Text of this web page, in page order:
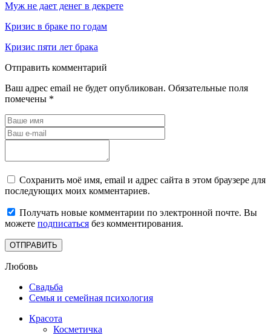
Муж не дает денег в декрете
Кризис в браке по годам
Кризис пяти лет брака
Отправить комментарий
Ваш адрес email не будет опубликован. Обязательные поля
помечены *
Сохранить моё имя, email и адрес сайта в этом браузере для
последующих моих комментариев.
Получать новые комментарии по электронной почте. Вы
можете подписаться без комментирования.
Любовь
Свадьба
Семья и семейная психология
Красота
Косметичка